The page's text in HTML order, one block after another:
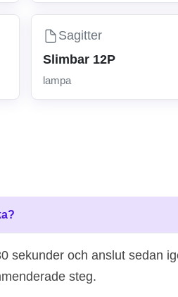
Sagitter
Slimbar 12P
lampa
och anslut sedan
steg.